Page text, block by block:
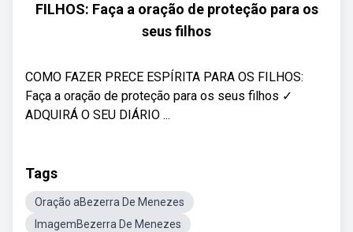
FILHOS: Faça a oração de proteção para os
seus filhos
COMO FAZER PRECE ESPÍRITA PARA OS FILHOS:
Faça a oração de proteção para os seus filhos ✓
ADQUIRÁ O SEU DIÁRIO ...
Tags
Oração aBezerra De Menezes
ImagemBezerra De Menezes